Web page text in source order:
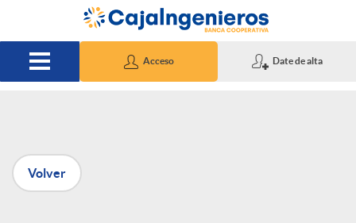
Saltar al contenido principal
Acceso Date de alta
P
u
Volver